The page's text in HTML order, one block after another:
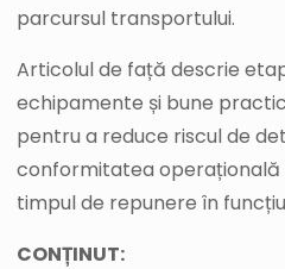
parcursul transportului.
Articolul de față descrie
echipamente și bune
pentru a reduce riscul de
conformitatea operațională
timpul de repunere în
CONȚINUT: